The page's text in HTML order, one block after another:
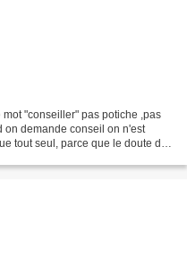
"conseiller" pas potiche ,pas
on demande conseil on n'est
tout seul, parce que le doute doit